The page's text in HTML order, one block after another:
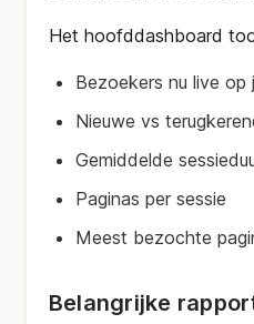
Het hoofddashboard
Bezoekers nu live op
Nieuwe vs
Gemiddelde
Paginas per sessie
Meest bezochte
Belangrijke